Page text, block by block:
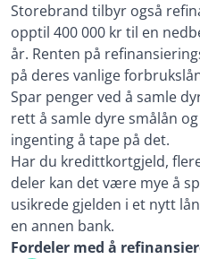
Storebrand tilbyr også
opptil 400 000 kr til en
år. Renten på
på deres vanlige
Spar penger ved å samle
rett å samle dyre smålån
ingenting å tape på det.
Har du kredittkortgjeld,
deler kan det være mye å
usikrede gjelden i et nytt
en annen bank.
Fordeler med å